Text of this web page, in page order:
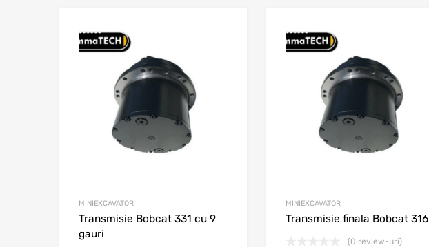
Adaugă în wishlist
MINIEXCAVATOR
Transmisie Bobcat 331 cu 9
gauri
MINIEXCAVATOR
Transmisie finala Bobcat 316
(0 review-uri)